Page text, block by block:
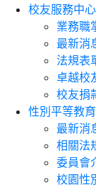
校友服務中心
業務職
最新消
法規表
卓越校
校友捐
性別平等教
最新消
相關法
委員會
校園性